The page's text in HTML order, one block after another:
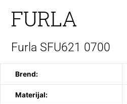
FURLA
Furla SFU621 0700
Brend:
Materijal: